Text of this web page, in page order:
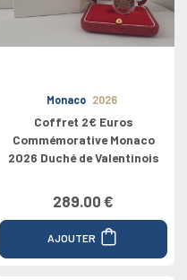
Monaco 2026
Coffret 2€ Euros
Commémorative Monaco
2026 Duché de Valentinois
289.00 €
AJOUTER